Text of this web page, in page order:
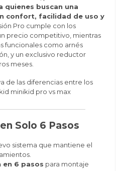
quienes buscan una
confort, facilidad de uso y
Pro cumple con los
precio competitivo, mientras
funcionales como arnés
y un exclusivo reductor
meses.
Solo 6 Pasos
sistema que mantiene el
en 6 pasos para montaje